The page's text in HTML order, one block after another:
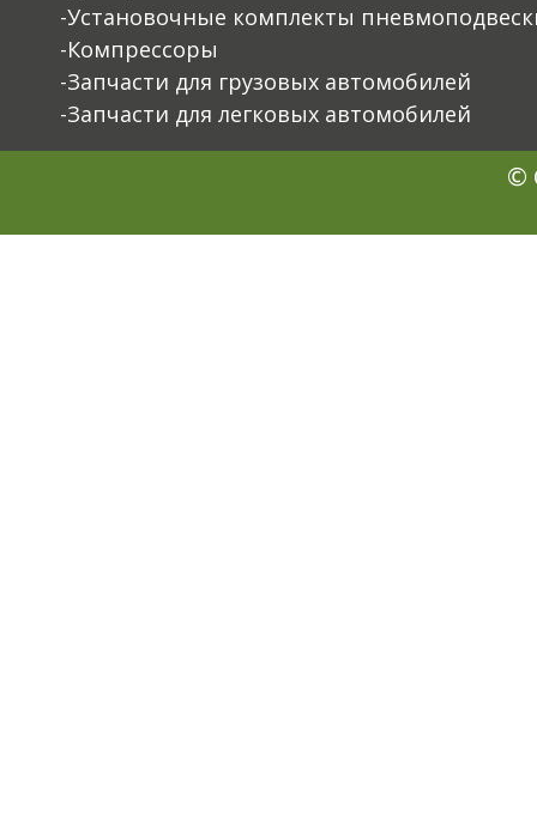
-Установочные комплекты
-Компрессоры
-Запчасти для грузовых автомобилей
-Запчасти для легковых автомобилей
©